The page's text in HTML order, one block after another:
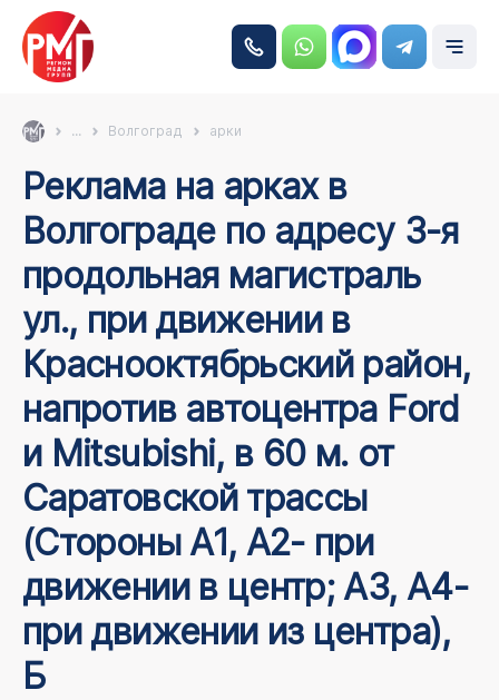
... Волгоград арки
Реклама на арках в
Волгограде по адресу 3-я
продольная магистраль
ул., при движении в
Краснооктябрьский район,
напротив автоцентра Ford
и Mitsubishi, в 60 м. от
Саратовской трассы
(Стороны А1, А2- при
движении в центр; А3, А4-
при движении из центра),
Б